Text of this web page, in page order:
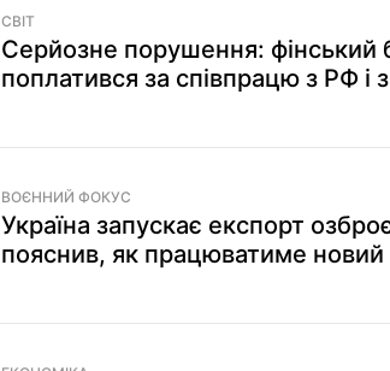
СВІТ
Серйозне порушення: фінський
поплатився за співпрацю з РФ і
ВОЄННИЙ ФОКУС
Україна запускає експорт
пояснив, як працюватиме новий